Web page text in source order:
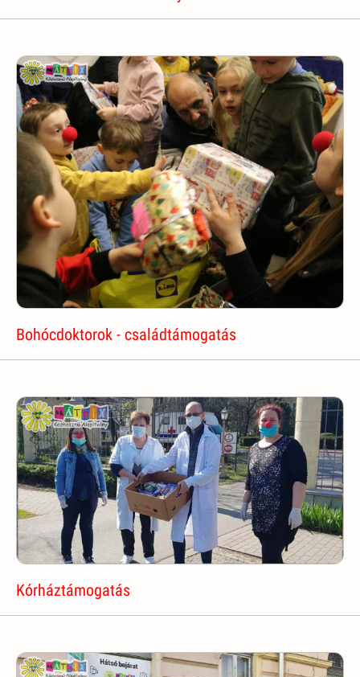
Bohócdoktorok - családtámogatás
Kórháztámogatás